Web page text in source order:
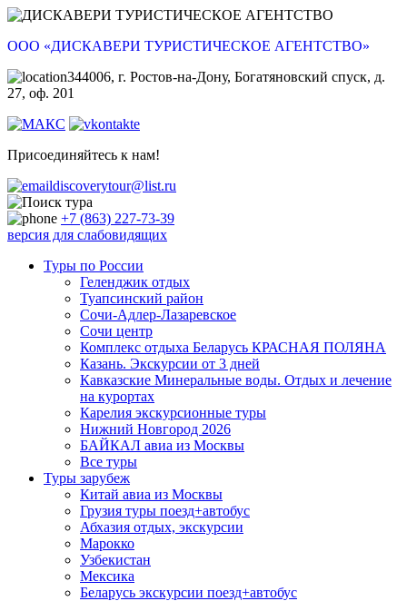
ООО «ДИСКАВЕРИ ТУРИСТИЧЕСКОЕ АГЕНТСТВО»
344006, г. Ростов-на-Дону, Богатяновский спуск, д.
27, оф. 201
Присоединяйтесь к нам!
discoverytour@list.ru
+7 (863) 227-73-39
версия для слабовидящих
Туры по России
Геленджик отдых
Туапсинский район
Сочи-Адлер-Лазаревское
Сочи центр
Комплекс отдыха Беларусь КРАСНАЯ ПОЛЯНА
Казань. Экскурсии от 3 дней
Кавказские Минеральные воды. Отдых и лечение
на курортах
Карелия экскурсионные туры
Нижний Новгород 2026
БАЙКАЛ авиа из Москвы
Все туры
Туры зарубеж
Китай авиа из Москвы
Грузия туры поезд+автобус
Абхазия отдых, экскурсии
Марокко
Узбекистан
Мексика
Беларусь экскурсии поезд+автобус